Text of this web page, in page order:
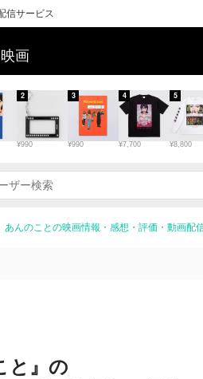
信サービス
映画
¥990
2
¥990
3
¥7,700
4
¥8,800
5
あんのことの映画情報・感想・評価・動画配
と』の